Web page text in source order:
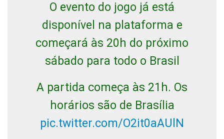
O evento do jogo já está
disponível na plataforma e
começará às 20h do próximo
sábado para todo o Brasil
A partida começa às 21h. Os
horários são de Brasília
pic.twitter.com/O2it0aAUlN